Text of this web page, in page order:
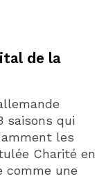
de la
saisons qui
les
Charité en
comme une